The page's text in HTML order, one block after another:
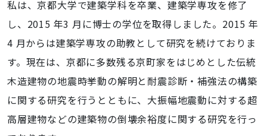
私は、京都大学で建築学科を卒業、建築学専攻を修了
し、2015 年3 月に博士の学位を取得しました。2015 年
4 月からは建築学専攻の助教として研究を続けておりま
す。現在は、京都に多数残る京町家をはじめとした伝統
木造建物の地震時挙動の解明と耐震診断・補強法の構築
に関する研究を行うとともに、大振幅地震動に対する超
高層建物などの建築物の倒壊余裕度に関する研究を行っ